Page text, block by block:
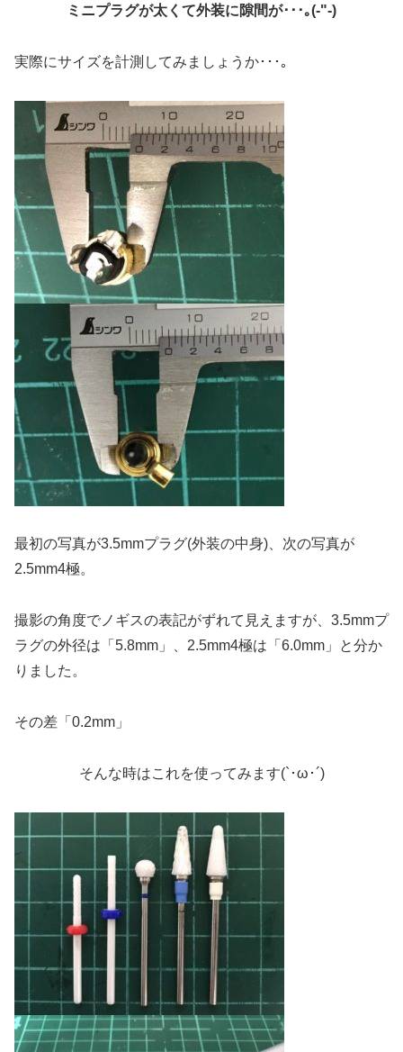
ミニプラグが太くて外装に隙間が･･･｡(-"-)
実際にサイズを計測してみましょうか･･･｡
最初の写真が3.5mmプラグ(外装の中身)、次の写真が
2.5mm4極。
撮影の角度でノギスの表記がずれて見えますが、3.5mmプ
ラグの外径は「5.8mm」、2.5mm4極は「6.0mm」と分か
りました。
その差「0.2mm」
そんな時はこれを使ってみます(`･ω･´)